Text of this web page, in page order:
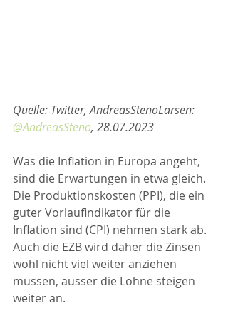
Quelle: Twitter, AndreasStenoLarsen:
@AndreasSteno, 28.07.2023
Was die Inflation in Europa angeht,
sind die Erwartungen in etwa gleich.
Die Produktionskosten (PPI), die ein
guter Vorlaufindikator für die
Inflation sind (CPI) nehmen stark ab.
Auch die EZB wird daher die Zinsen
wohl nicht viel weiter anziehen
müssen, ausser die Löhne steigen
weiter an.